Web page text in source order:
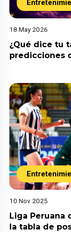
18 May 2026
¿Qué dice tu
predicciones
10 Nov 2025
Liga Peruana
la tabla de